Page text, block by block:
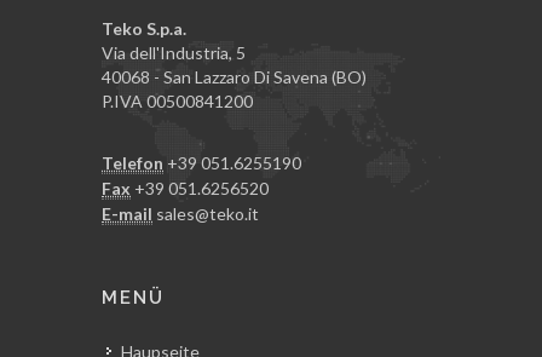
Teko S.p.a.
Via dell'Industria, 5
40068 - San Lazzaro Di Savena (BO)
P.IVA 00500841200
Telefon +39 051.6255190
Fax +39 051.6256520
E-mail sales@teko.it
MENÜ
Haupseite